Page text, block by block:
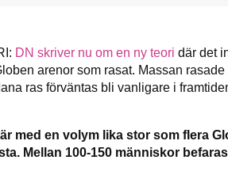
DN skriver nu om en ny teori där det
arenor som rasat. Massan
ras förväntas bli vanligare i
med en volym lika stor som flera
Mellan 100-150 människor
SMB kämpar
ideella